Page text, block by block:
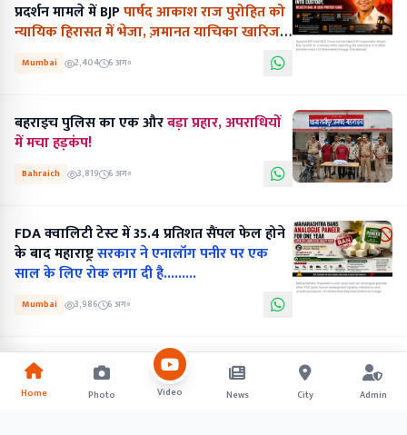
प्रदर्शन मामले में BJPपार्षद आकाश राज पुरोहित को
न्यायिक हिरासत में भेजा, ज़मानत याचिका खारिज
Mumbai 2,404 6 अग॰
बहराइच पुलिस का एक औरबड़ा प्रहार, अपराधियों
में मचा हड़कंप!
Bahraich 3,819 6 अग॰
FDA क्वालिटी टेस्ट में 35.4 प्रतिशत सैंपल फेल होने
के बाद महाराष्ट्रसरकार ने एनालॉग पनीर पर एक
साल के लिए रोक लगा दी है.........
Mumbai 3,986 6 अग॰
Home Photo Video News City Admin